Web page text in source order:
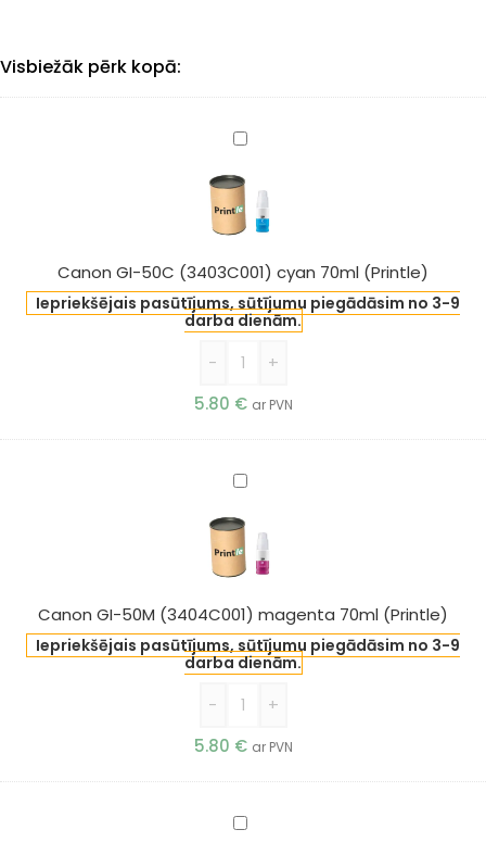
Visbiežāk pērk kopā:
Canon
50C
(3403C001)
cyan
70ml
(Printle)
Canon GI-50C (3403C001) cyan 70ml (Printle)
Iepriekšējais pasūtījums, sūtījumu piegādāsim no 3-9
darba dienām.
-
+
5.80 € ar PVN
Canon
50M
(3404C001)
magenta
70ml
(Printle)
Canon GI-50M (3404C001) magenta 70ml (Printle)
Iepriekšējais pasūtījums, sūtījumu piegādāsim no 3-9
darba dienām.
-
+
5.80 € ar PVN
Canon